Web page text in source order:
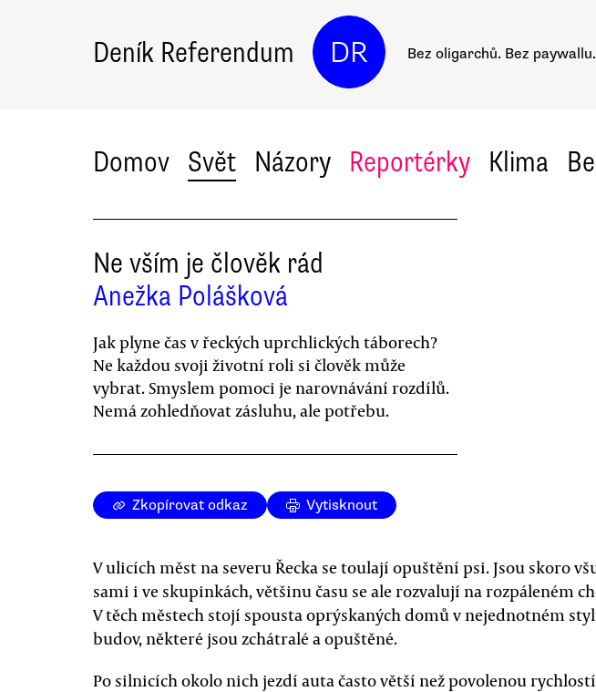
Deník Referendum DR Bez oligarchů. Bez paywallu.
Domov Svět Názory Reportérky Klima
Ne vším je člověk rád
Anežka Polášková
Jak plyne čas v řeckých uprchlických táborech?
Ne každou svoji životní roli si člověk může
vybrat. Smyslem pomoci je narovnávání rozdílů.
Nemá zohledňovat zásluhu, ale potřebu.
Zkopírovat odkaz Vytisknout
V ulicích měst na severu Řecka se toulají opuštění psi. Jsou skoro
sami i ve skupinkách, většinu času se ale rozvalují na rozpáleném
V těch městech stojí spousta oprýskaných domů v nejednotném
budov, některé jsou zchátralé a opuštěné.
Po silnicích okolo nich jezdí auta často větší než povolenou